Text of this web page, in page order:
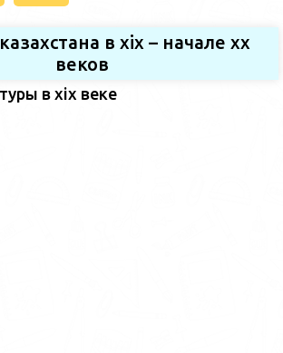
в xix – начале хх
веков
в xix веке